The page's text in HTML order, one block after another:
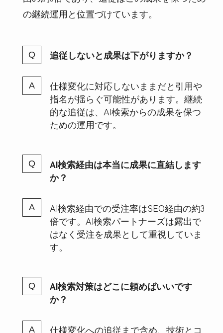
の継続運用と位置づけています。
追従しないと成果は下がりますか？
仕様変化に対応しないままだと引用や
指名が揺らぐ可能性があります。継続
的な追従は、AI検索からの成果を保つ
ための運用です。
AI検索経由は本当に成果に直結します
か？
AI検索経由での受注率はSEO経由の約3
倍です。AI検索パートナーズは露出で
はなく受注を成果として重視していま
す。
AI検索対策はどこに頼めばいいです
か？
仕様変化への追従まで含め、技術とコ